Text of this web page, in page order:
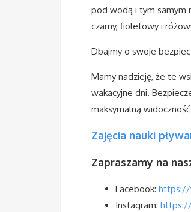
pod wodą i tym samym
czarny, fioletowy i
Dbajmy o swoje
Mamy nadzieję, że te
wakacyjne dni.
maksymalną
Zajęcia nauki
Zapraszamy na
Facebook: https://
Instagram: